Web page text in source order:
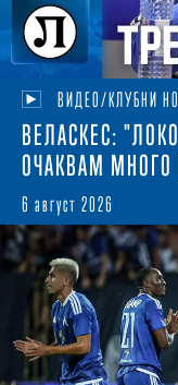
ВИДЕО/КЛУБНИ
ВЕЛАСКЕС:
ОЧАКВАМ МНОГО
6 август 2026